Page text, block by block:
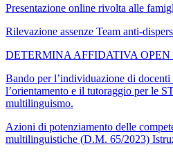
Presentazione online rivolta alle
Rilevazione assenze Team anti-
DETERMINA AFFIDATIVA OPEN
Bando per l’individuazione di
l’orientamento e il tutoraggio per le
multilinguismo.
Azioni di potenziamento delle
multilinguistiche (D.M. 65/2023)